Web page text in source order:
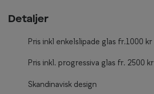
Detaljer
Pris inkl enkelslipade glas fr.1000 kr
Pris inkl. progressiva glas fr. 2500 kr
Skandinavisk design